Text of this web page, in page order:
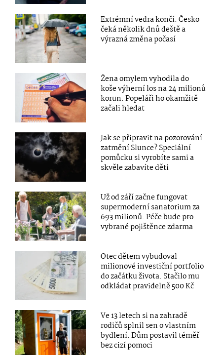
Extrémní vedra končí. Česko
čeká několik dnů deště a
výrazná změna počasí
Žena omylem vyhodila do
koše výherní los na 24 milionů
korun. Popeláři ho okamžitě
začali hledat
Jak se připravit na pozorování
zatmění Slunce? Speciální
pomůcku si vyrobíte sami a
skvěle zabavíte děti
Už od září začne fungovat
supermoderní sanatorium za
693 milionů. Péče bude pro
vybrané pojištěnce zdarma
Otec dětem vybudoval
milionové investiční portfolio
do začátku života. Stačilo mu
odkládat pravidelně 500 Kč
Ve 13 letech si na zahradě
rodičů splnil sen o vlastním
bydlení. Dům postavil téměř
bez cizí pomoci